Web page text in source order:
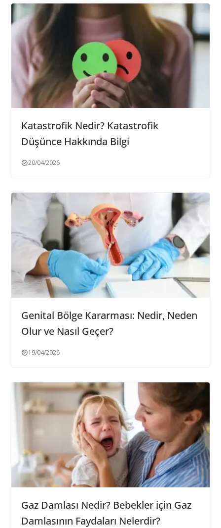
Katastrofik Nedir? Katastrofik
Düşünce Hakkında Bilgi
20/04/2026
Genital Bölge Kararması: Nedir, Neden
Olur ve Nasıl Geçer?
19/04/2026
Gaz Damlası Nedir? Bebekler için Gaz
Damlasının Faydaları Nelerdir?